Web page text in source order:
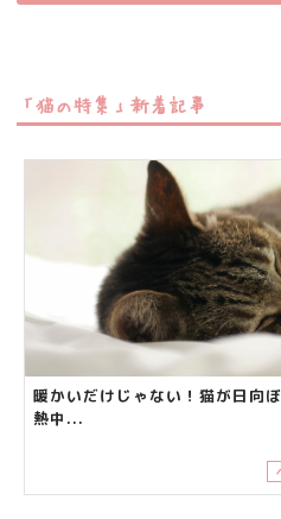
「猫の特集」新着記事
暖かいだけじゃない！猫が日向
熱中...